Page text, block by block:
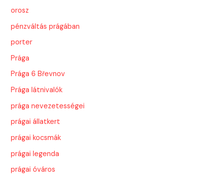
orosz
pénzváltás prágában
porter
Prága
Prága 6 Břevnov
Prága látnivalók
prága nevezetességei
prágai állatkert
prágai kocsmák
prágai legenda
prágai óváros